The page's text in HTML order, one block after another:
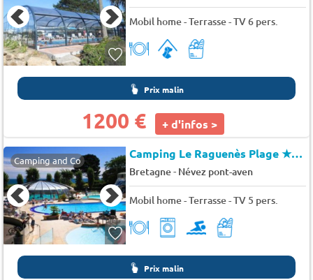
Mobil home - Terrasse - TV 6 pers.
Prix malin
1200 € + d'infos >
Camping and Co Camping Le Raguenès Plage★★★★
Bretagne- Névez pont-aven
Mobil home - Terrasse - TV 5 pers.
Prix malin